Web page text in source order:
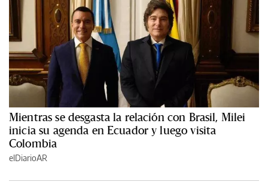
Mientras se desgasta la relación con Brasil, Milei
inicia su agenda en Ecuador y luego visita
Colombia
elDiarioAR